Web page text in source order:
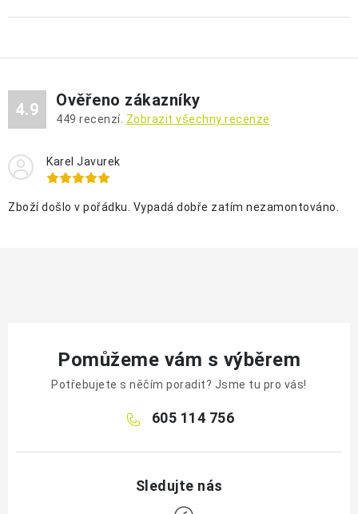
4.9 Ověřeno zákazníky
449 recenzí. Zobrazit všechny recenze
Karel Javurek
Zboží došlo v pořádku. Vypadá dobře zatím nezamontováno.
Pomůžeme vám s výběrem
Potřebujete s něčím poradit? Jsme tu pro vás!
605 114 756